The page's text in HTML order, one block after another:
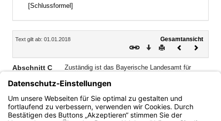
[Schlussformel]
Inhalt
Text gilt ab: 01.01.2018
Gesamtansicht
Download
DruckenVorheriges
Abschnitt C
Zuständig ist das Bayerische Landesamt für
Bayern.de